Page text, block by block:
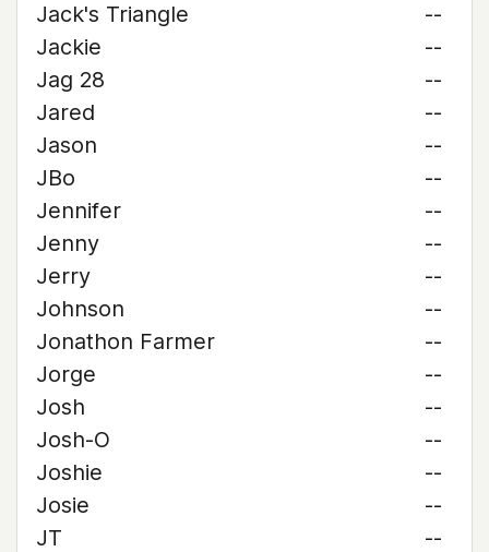
Jack's Triangle
--
Jackie
--
Jag 28
--
Jared
--
Jason
--
JBo
--
Jennifer
--
Jenny
--
Jerry
--
Johnson
--
Jonathon Farmer
--
Jorge
--
Josh
--
Josh-O
--
Joshie
--
Josie
--
JT
--